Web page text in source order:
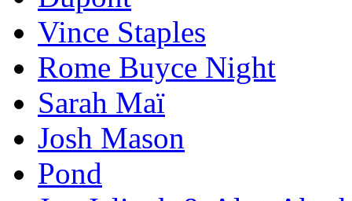
Vince Staples
Rome Buyce Night
Sarah Maï
Josh Mason
Pond